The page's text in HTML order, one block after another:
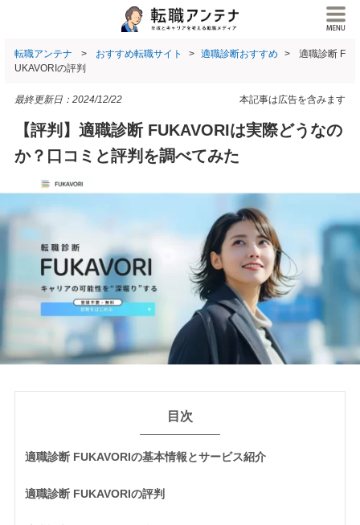
転職アンテナ おすすめ転職サイト 適職診断おすすめ
適職診断 F
UKAVORIの評判
本記事は広告を含みます
最終更新日： 2024/12/22
【評判】適職診断 FUKAVORIは実際どうなの
か？口コミと評判を調べてみた
目次
適職診断 FUKAVORIの基本情報とサービス紹介
適職診断 FUKAVORIの評判